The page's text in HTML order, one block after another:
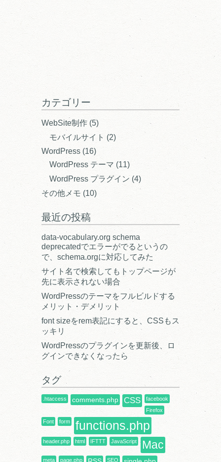
カテゴリー
WebSite制作 (5)
モバイルサイト (2)
WordPress (16)
WordPress テーマ (11)
WordPress プラグイン (4)
その他メモ (10)
最近の投稿
data-vocabulary.org schema
deprecatedでエラーがでるというの
で、schema.orgに対応してみた
サイト名で検索してもトップページが
先に表示されない場合
WordPressのテーマをフルビルドする
メリット・デメリット
font sizeをrem表記にすると、CSSもス
ッキリ
WordPressのプラグインを更新後、ロ
グインできなくなったら
タグ
.htaccess comments.php CSS
facebook
Firefox
Font
form functions.php
header.php html IFTTT JavaScript Mac
meta page.php SEO